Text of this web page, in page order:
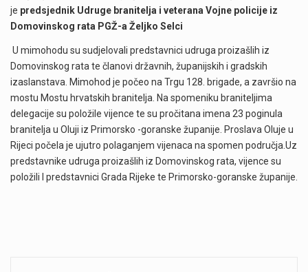
je predsjednik Udruge branitelja i veterana Vojne policije iz
Domovinskog rata PGŽ-a Željko Selci
U mimohodu su sudjelovali predstavnici udruga proizašlih iz
Domovinskog rata te članovi državnih, županijskih i gradskih
izaslanstava. Mimohod je počeo na Trgu 128. brigade, a završio na
mostu Mostu hrvatskih branitelja. Na spomeniku braniteljima
delegacije su položile vijence te su pročitana imena 23 poginula
branitelja u Oluji iz Primorsko -goranske županije. Proslava Oluje u
Rijeci počela je ujutro polaganjem vijenaca na spomen područja.Uz
predstavnike udruga proizašlih iz Domovinskog rata, vijence su
položili I predstavnici Grada Rijeke te Primorsko-goranske županije.